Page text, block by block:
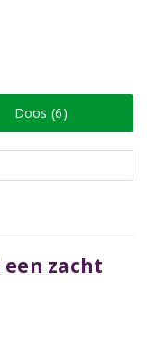
Doos (6)
zacht